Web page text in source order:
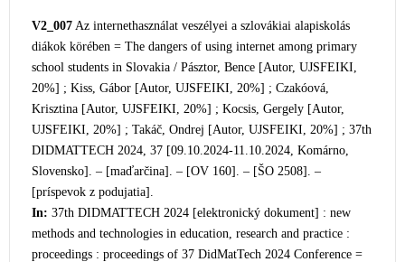
V2_007 Az internethasználat veszélyei a szlovákiai alapiskolás
diákok körében = The dangers of using internet among primary
school students in Slovakia / Pásztor, Bence [Autor, UJSFEIKI,
20%] ; Kiss, Gábor [Autor, UJSFEIKI, 20%] ; Czakóová,
Krisztina [Autor, UJSFEIKI, 20%] ; Kocsis, Gergely [Autor,
UJSFEIKI, 20%] ; Takáč, Ondrej [Autor, UJSFEIKI, 20%] ; 37th
DIDMATTECH 2024, 37 [09.10.2024-11.10.2024, Komárno,
Slovensko]. – [maďarčina]. – [OV 160]. – [ŠO 2508]. –
[príspevok z podujatia].
In: 37th DIDMATTECH 2024 [elektronický dokument] : new
methods and technologies in education, research and practice :
proceedings : proceedings of 37 DidMatTech 2024 Conference =